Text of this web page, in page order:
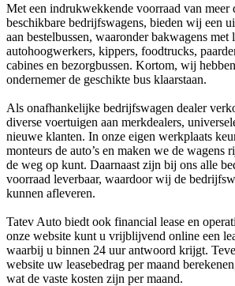
Met een indrukwekkende voorraad van meer
beschikbare bedrijfswagens, bieden wij een
aan bestelbussen, waaronder bakwagens met
autohoogwerkers, kippers, foodtrucks,
cabines en bezorgbussen. Kortom, wij
ondernemer de geschikte bus klaarstaan.
Als onafhankelijke bedrijfswagen dealer
diverse voertuigen aan merkdealers,
nieuwe klanten. In onze eigen werkplaats
monteurs de auto’s en maken we de wagens
de weg op kunt. Daarnaast zijn bij ons alle
voorraad leverbaar, waardoor wij de
kunnen afleveren.
Tatev Auto biedt ook financial lease en
onze website kunt u vrijblijvend online een
waarbij u binnen 24 uur antwoord krijgt.
website uw leasebedrag per maand
wat de vaste kosten zijn per maand.